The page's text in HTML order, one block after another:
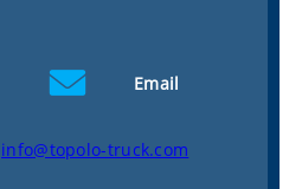
Email
info@topolo-truck.com